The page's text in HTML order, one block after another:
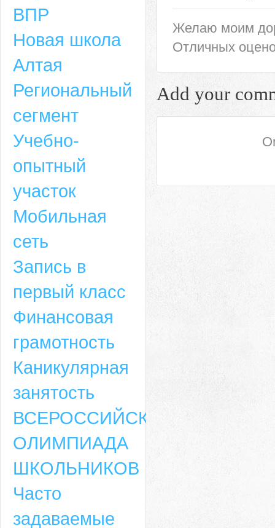
Желаю моим
Отличных
Add your
ВПР
Новая школа
Алтая
Региональный
сегмент
Учебно-
опытный
участок
Мобильная
сеть
Запись в
первый класс
Финансовая
грамотность
Каникулярная
занятость
ВСЕРОССИЙСКАЯ
ОЛИМПИАДА
ШКОЛЬНИКОВ
Часто
задаваемые